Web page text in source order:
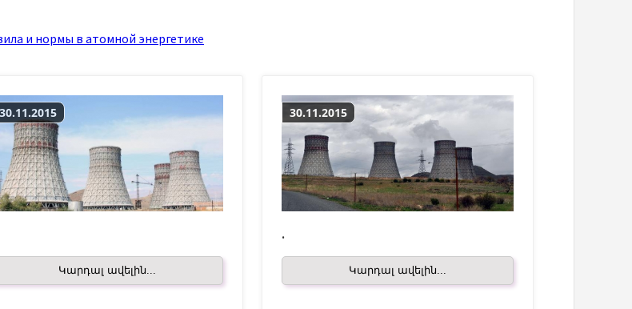
и нормы в атомной энергетике
30.11.2015
Կարդալ ավելին...
30.11.2015
.
Կարդալ ավելին...